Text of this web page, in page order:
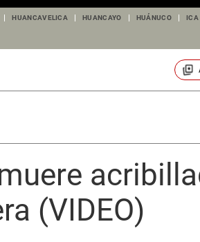
HUANCAVELICA HUANCAYO HUÁNUCO ICA
(VIDEO)